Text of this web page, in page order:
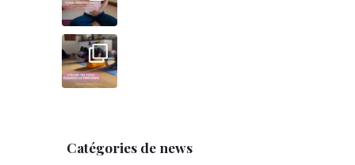
Catégories de news